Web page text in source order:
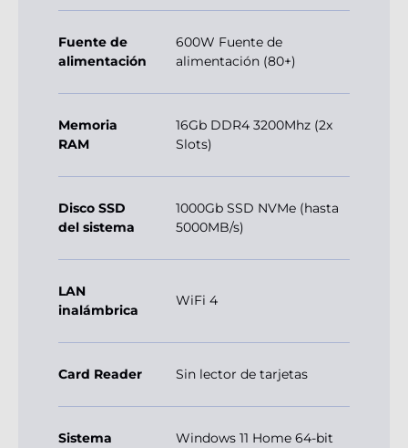
Fuente de
alimentación
600W Fuente de
alimentación (80+)
Memoria
RAM
16Gb DDR4 3200Mhz (2x
Slots)
Disco SSD
del sistema
1000Gb SSD NVMe (hasta
5000MB/s)
LAN
inalámbrica
WiFi 4
Card Reader Sin lector de tarjetas
Sistema
Windows 11 Home 64-bit